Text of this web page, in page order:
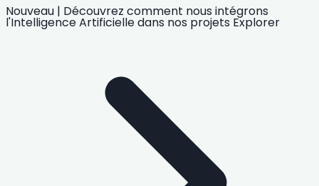
Nouveau | Découvrez comment nous intégrons
l'Intelligence Artificielledans nos projets Explorer